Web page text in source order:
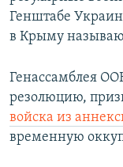
Генштабе
в Крыму
Генассамблея
резолюцию,
войска из
временную